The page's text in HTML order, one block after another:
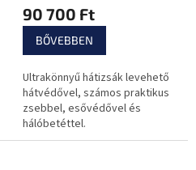
90 700 Ft
BŐVEBBEN
Ultrakönnyű hátizsák levehető
hátvédővel, számos praktikus
zsebbel, esővédővel és
hálóbetéttel.